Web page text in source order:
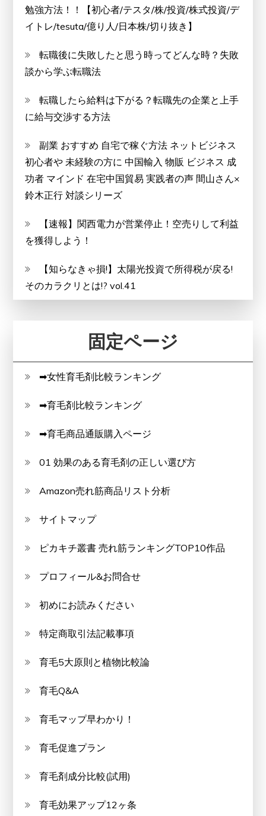
勉強方法！！【初心者/テスタ/株/投資/株式投資/デ
イトレ/tesuta/億り人/日本株/切り抜き】
転職後に失敗したと思う時ってどんな時？失敗
談から学ぶ転職法
転職したら給料は下がる？転職先の企業と上手
に給与交渉する方法
副業 おすすめ 自宅で稼ぐ方法 ネットビジネス
初心者や 未経験の方に 中国輸入 物販 ビジネス 成
功者 マインド 在宅中国貿易 実践者の声 間山さん×
鈴木正行 対談シリーズ
【速報】関西電力が営業停止！空売りして利益
を獲得しよう！
【知らなきゃ損!】太陽光投資で所得税が戻る!
そのカラクリとは!? vol.41
固定ページ
➡女性育毛剤比較ランキング
➡育毛剤比較ランキング
➡育毛商品通販購入ページ
01 効果のある育毛剤の正しい選び方
Amazon売れ筋商品リスト分析
サイトマップ
ピカキチ叢書 売れ筋ランキングTOP10作品
プロフィール&お問合せ
初めにお読みください
特定商取引法記載事項
育毛5大原則と植物比較論
育毛Q&A
育毛マップ早わかり！
育毛促進プラン
育毛剤成分比較(試用)
育毛効果アップ12ヶ条